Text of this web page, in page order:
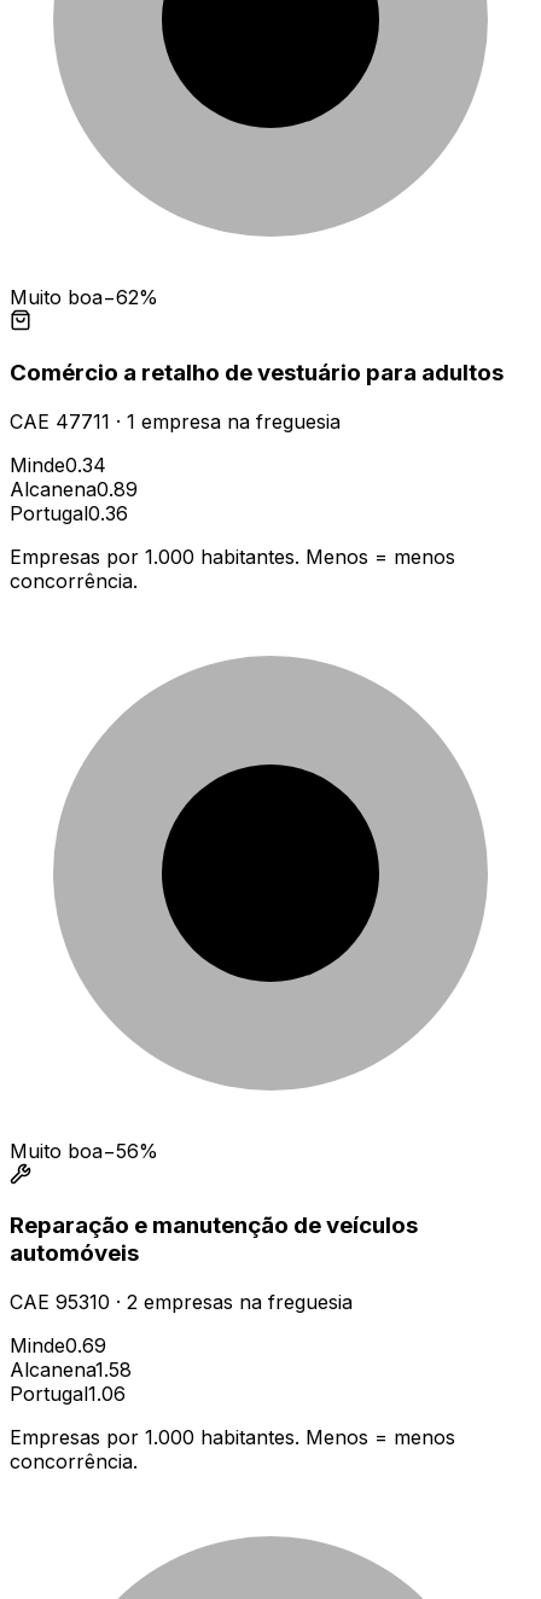
Muito boa−62%
Comércio a retalho de vestuário para adultos
CAE 47711 · 1 empresa na freguesia
Minde0.34
Alcanena0.89
Portugal0.36
Empresas por 1.000 habitantes. Menos = menos
concorrência.
Muito boa−56%
Reparação e manutenção de veículos
automóveis
CAE 95310 · 2 empresas na freguesia
Minde0.69
Alcanena1.58
Portugal1.06
Empresas por 1.000 habitantes. Menos = menos
concorrência.